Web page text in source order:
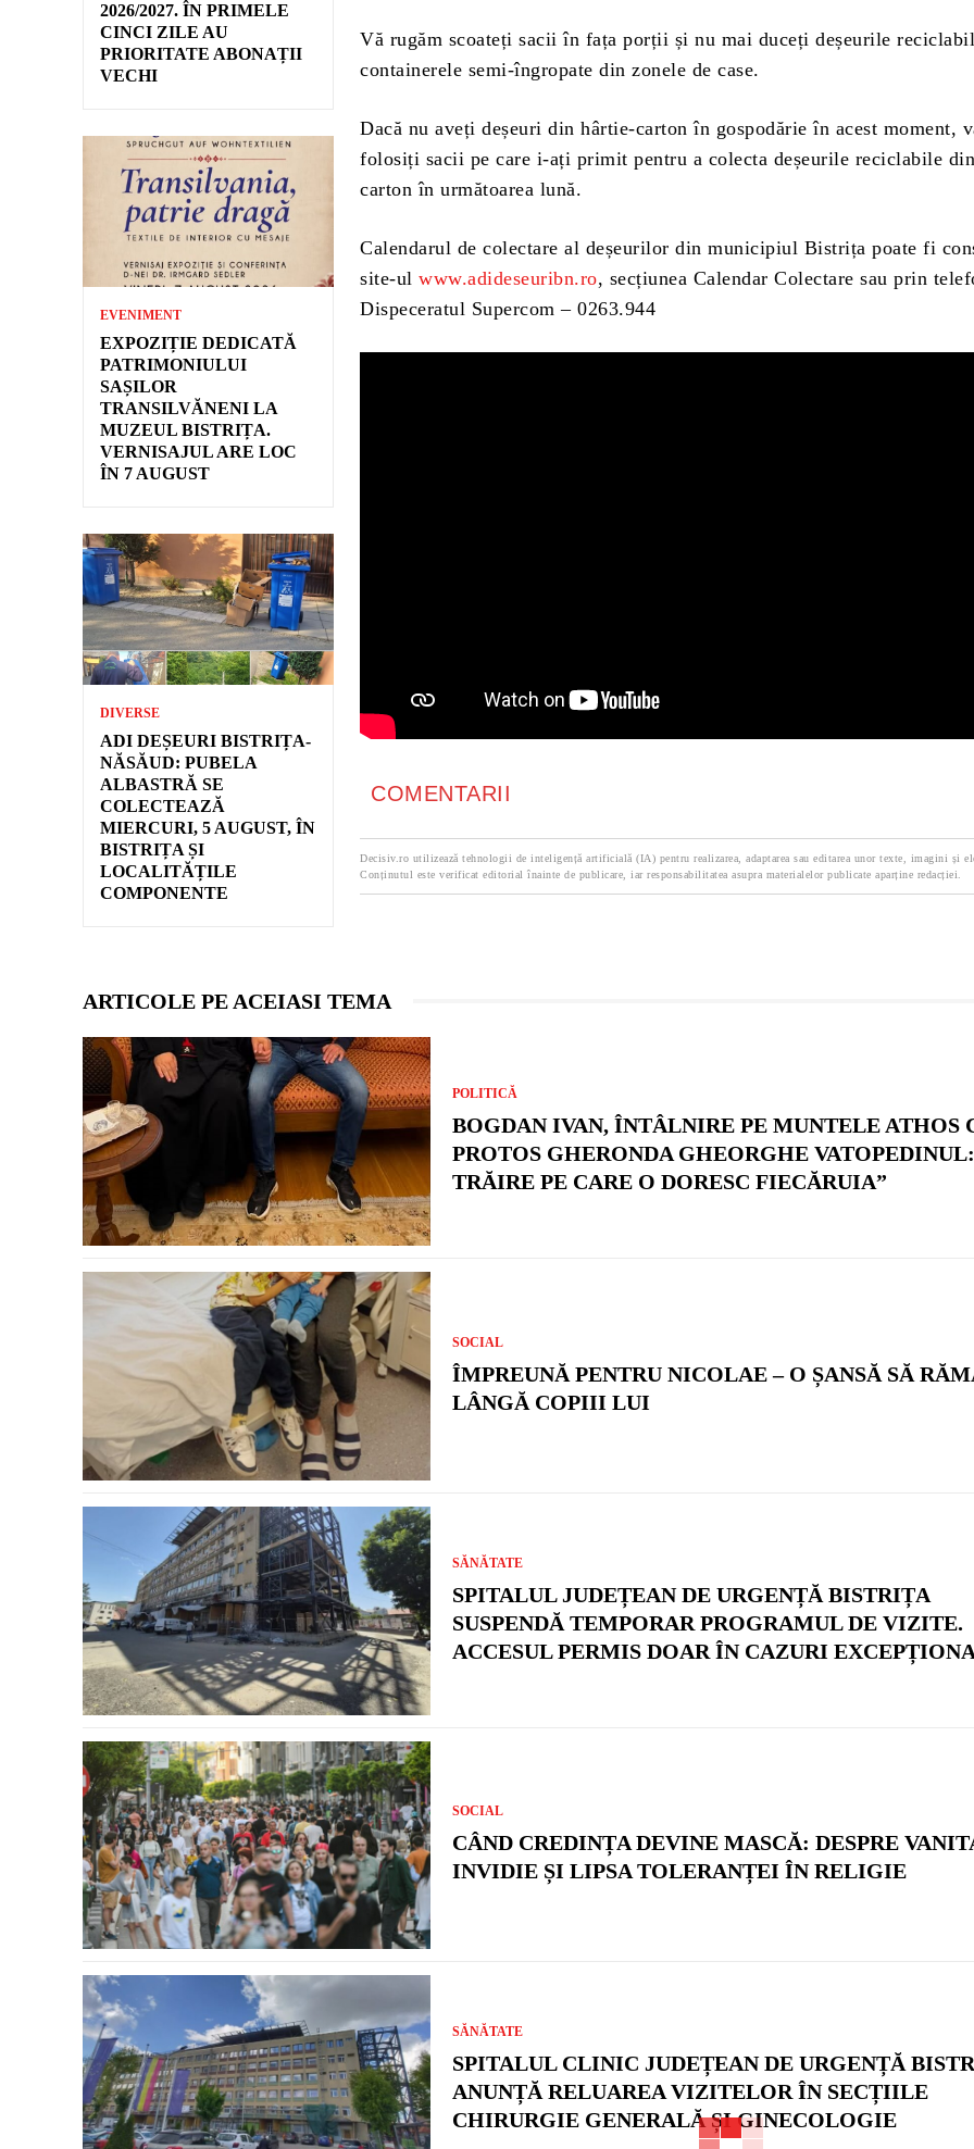
2026/2027. ÎN PRIMELE
CINCI ZILE AU
PRIORITATE ABONAȚII
VECHI
EVENIMENT
EXPOZIȚIE DEDICATĂ
PATRIMONIULUI
SAȘILOR
TRANSILVĂNENI LA
MUZEUL BISTRIȚA.
VERNISAJUL ARE LOC
ÎN 7 AUGUST
DIVERSE
ADI DEȘEURI BISTRIȚA-
NĂSĂUD: PUBELA
ALBASTRĂ SE
COLECTEAZĂ
MIERCURI, 5 AUGUST, ÎN
BISTRIȚA ȘI
LOCALITĂȚILE
COMPONENTE
Vă rugăm scoateți sacii în fața porții și nu mai duceți deșeurile
containerele semi-îngropate din zonele de case.
Dacă nu aveți deșeuri din hârtie-carton în gospodărie în acest moment,
folosiți sacii pe care i-ați primit pentru a colecta deșeurile reciclabile
carton în următoarea lună.
Calendarul de colectare al deșeurilor din municipiul Bistrița poate fi
site-ulwww.adideseuribn.ro, secțiunea Calendar Colectare sau prin
Dispeceratul Supercom – 0263.944
COMENTARII
Decisiv.ro utilizează tehnologii de inteligență artificială (IA) pentru realizarea, adaptarea sau editarea unor texte, imagini și
Conținutul este verificat editorial înainte de publicare, iar responsabilitatea asupra materialelor publicate aparține redacției.
ARTICOLE PE ACEIASI TEMA
POLITICĂ
BOGDAN IVAN, ÎNTÂLNIRE PE MUNTELE ATHOS
PROTOS GHERONDA GHEORGHE
TRĂIRE PE CARE O DORESC FIECĂRUIA”
SOCIAL
ÎMPREUNĂ PENTRU NICOLAE – O ȘANSĂ SĂ
LÂNGĂ COPIII LUI
SĂNĂTATE
SPITALUL JUDEȚEAN DE URGENȚĂ BISTRIȚA
SUSPENDĂ TEMPORAR PROGRAMUL DE VIZITE.
ACCESUL PERMIS DOAR ÎN CAZURI
SOCIAL
CÂND CREDINȚA DEVINE MASCĂ: DESPRE
INVIDIE ȘI LIPSA TOLERANȚEI ÎN RELIGIE
SĂNĂTATE
SPITALUL CLINIC JUDEȚEAN DE URGENȚĂ
ANUNȚĂ RELUAREA VIZITELOR ÎN SECȚIILE
CHIRURGIE GENERALĂ ȘI GINECOLOGIE